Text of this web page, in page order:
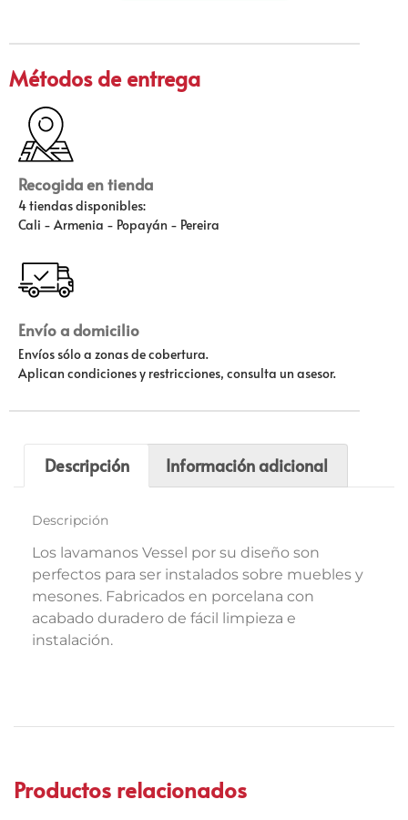
Métodos de entrega
Recogida en tienda
4 tiendas disponibles:
Cali - Armenia - Popayán - Pereira
Envío a domicilio
Envíos sólo a zonas de cobertura.
Aplican condiciones y restricciones, consulta un asesor.
Descripción Información adicional
Descripción
Los lavamanos Vessel por su diseño son
perfectos para ser instalados sobre muebles y
mesones. Fabricados en porcelana con
acabado duradero de fácil limpieza e
instalación.
Productos relacionados